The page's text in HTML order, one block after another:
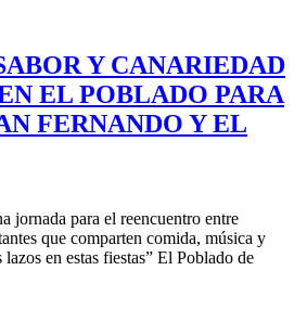
Y CANARIEDAD
EL POBLADO PARA
FERNANDO Y EL
jornada para el reencuentro entre
que comparten comida, música y
en estas fiestas” El Poblado de